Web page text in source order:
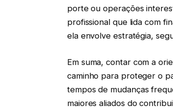
porte ou operações
profissional que lida com
ela envolve estratégia,
Em suma, contar com a
caminho para proteger o
tempos de mudanças
maiores aliados do